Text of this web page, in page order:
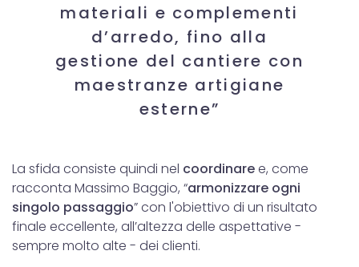
materiali e complementi
d’arredo, fino alla
gestione del cantiere con
maestranze artigiane
esterne”
La sfida consiste quindi nel coordinaree, come
racconta Massimo Baggio, “armonizzare ogni
singolo passaggio” con l'obiettivo di un risultato
finale eccellente, all’altezza delle aspettative -
sempre molto alte - dei clienti.